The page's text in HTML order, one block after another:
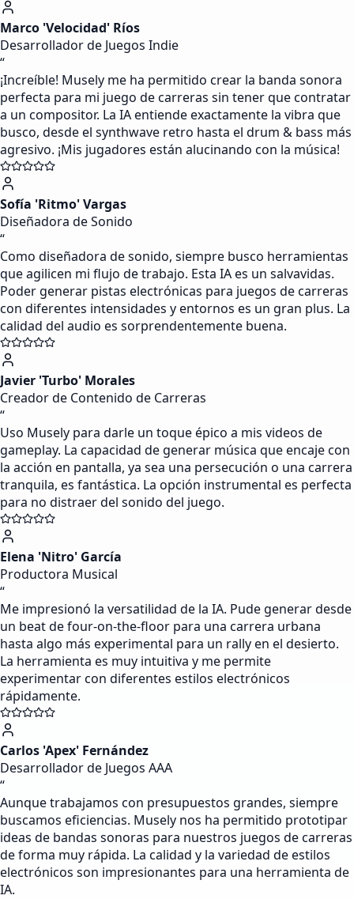
Marco 'Velocidad' Ríos
Desarrollador de Juegos Indie
“
¡Increíble! Musely me ha permitido crear la banda sonora
perfecta para mi juego de carreras sin tener que contratar
a un compositor. La IA entiende exactamente la vibra que
busco, desde el synthwave retro hasta el drum & bass más
agresivo. ¡Mis jugadores están alucinando con la música!
Sofía 'Ritmo' Vargas
Diseñadora de Sonido
“
Como diseñadora de sonido, siempre busco herramientas
que agilicen mi flujo de trabajo. Esta IA es un salvavidas.
Poder generar pistas electrónicas para juegos de carreras
con diferentes intensidades y entornos es un gran plus. La
calidad del audio es sorprendentemente buena.
Javier 'Turbo' Morales
Creador de Contenido de Carreras
“
Uso Musely para darle un toque épico a mis videos de
gameplay. La capacidad de generar música que encaje con
la acción en pantalla, ya sea una persecución o una carrera
tranquila, es fantástica. La opción instrumental es perfecta
para no distraer del sonido del juego.
Elena 'Nitro' García
Productora Musical
“
Me impresionó la versatilidad de la IA. Pude generar desde
un beat de four-on-the-floor para una carrera urbana
hasta algo más experimental para un rally en el desierto.
La herramienta es muy intuitiva y me permite
experimentar con diferentes estilos electrónicos
rápidamente.
Carlos 'Apex' Fernández
Desarrollador de Juegos AAA
“
Aunque trabajamos con presupuestos grandes, siempre
buscamos eficiencias. Musely nos ha permitido prototipar
ideas de bandas sonoras para nuestros juegos de carreras
de forma muy rápida. La calidad y la variedad de estilos
electrónicos son impresionantes para una herramienta de
IA.